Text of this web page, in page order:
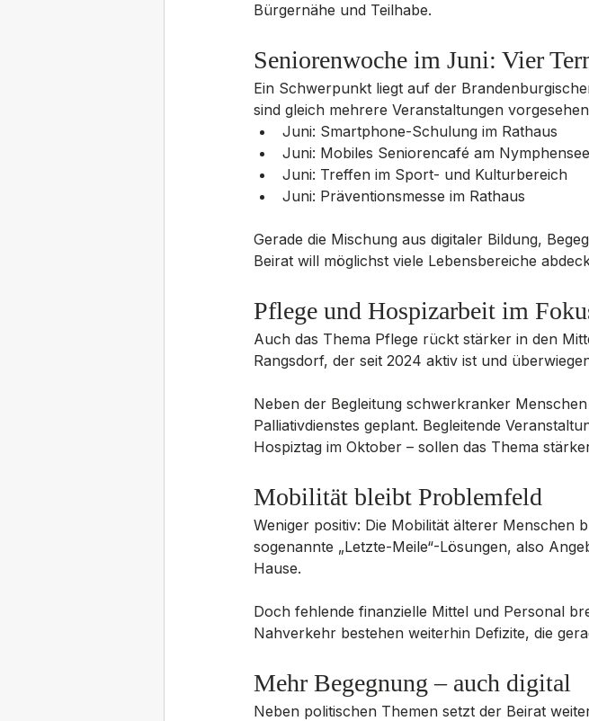
Bürgernähe und Teilhabe.
Seniorenwoche im Juni: Vier
Ein Schwerpunkt liegt auf der
sind gleich mehrere Veranstaltungen
Juni: Smartphone-Schulung im Rathaus
Juni: Mobiles Seniorencafé am Nymphensee
Juni: Treffen im Sport- und Kulturbereich
Juni: Präventionsmesse im Rathaus
Gerade die Mischung aus digitaler Bildung,
Beirat will möglichst viele Lebensbereiche
Pflege und Hospizarbeit im
Auch das Thema Pflege rückt stärker in den
Rangsdorf, der seit 2024 aktiv ist und
Neben der Begleitung schwerkranker
Palliativdienstes geplant. Begleitende
Hospiztag im Oktober – sollen das Thema
Mobilität bleibt Problemfeld
Weniger positiv: Die Mobilität älterer Menschen
sogenannte „Letzte-Meile“-Lösungen, also
Hause.
Doch fehlende finanzielle Mittel und Personal
Nahverkehr bestehen weiterhin Defizite, die
Mehr Begegnung – auch digital
Neben politischen Themen setzt der Beirat